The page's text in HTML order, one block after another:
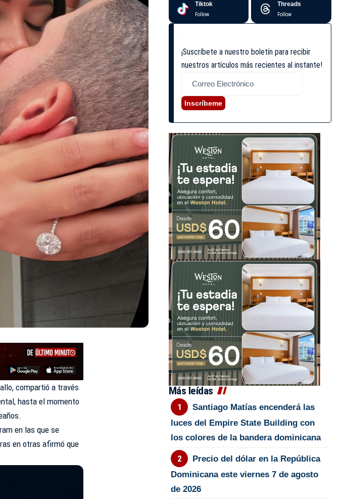
compartió a través
hasta el momento
en las que se
en otras afirmó que
Tiktok
Follow
Threads
Follow
¡Suscríbete a nuestro boletín para recibir
nuestros artículos más recientes al instante!
Inscríbeme
Más leídas
Santiago Matías encenderá las
luces del Empire State Building con
los colores de la bandera dominicana
Precio del dólar en la República
Dominicana este viernes 7 de agosto
de 2026